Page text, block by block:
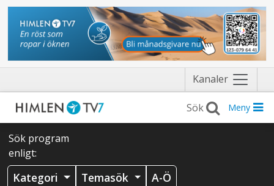
Kanaler Näytä
valikko
Meny
Sök program
enligt:
Kategori Temasök A-Ö